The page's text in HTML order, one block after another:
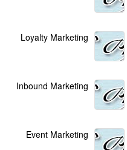
Loyalty Marketing
Inbound Marketing
Event Marketing